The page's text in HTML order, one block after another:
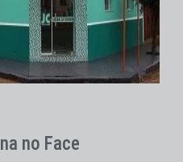
no Face